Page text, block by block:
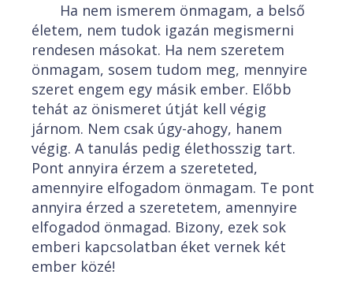
Ha nem ismerem önmagam, a belső
életem, nem tudok igazán megismerni
rendesen másokat. Ha nem szeretem
önmagam, sosem tudom meg, mennyire
szeret engem egy másik ember. Előbb
tehát az önismeret útját kell végig
járnom. Nem csak úgy-ahogy, hanem
végig. A tanulás pedig élethosszig tart.
Pont annyira érzem a szereteted,
amennyire elfogadom önmagam. Te pont
annyira érzed a szeretetem, amennyire
elfogadod önmagad. Bizony, ezek sok
emberi kapcsolatban éket vernek két
ember közé!